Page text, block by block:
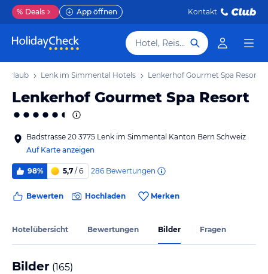
% Deals App öffnen Kontakt
Hotel, Reiseziel
Urlaub Lenk im Simmental Hotels Lenkerhof Gourmet Spa Resort
Lenkerhof Gourmet Spa Resort
Badstrasse 20 3775 Lenk im Simmental Kanton Bern Schweiz
Auf Karte anzeigen
98% 5,7 / 6 286 Bewertungen
Bewerten Hochladen Merken
Hotelübersicht Bewertungen Bilder Fragen
Bilder (165)